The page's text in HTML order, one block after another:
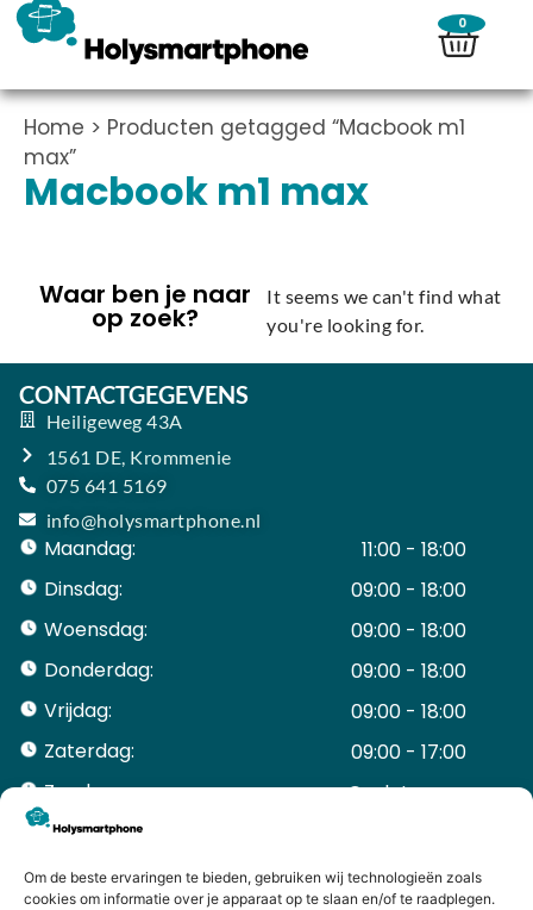
Om de beste ervaringen te bieden, gebruiken wij technologieën zoals
cookies om informatie over je apparaat op te slaan en/of te raadplegen.
0
Home > Producten getagged “Macbook m1
max”
Macbook m1 max
Waar ben je naar
op zoek?
It seems we can't find what
you're looking for.
CONTACTGEGEVENS
Heiligeweg 43A
1561 DE, Krommenie
075 641 5169
info@holysmartphone.nl
Maandag:
11:00 - 18:00
Dinsdag:
09:00 - 18:00
Woensdag:
09:00 - 18:00
Donderdag:
09:00 - 18:00
Vrijdag:
09:00 - 18:00
Zaterdag:
09:00 - 17:00
Zondag:
Gesloten ​ ​ ​ ​ ​ ​ ​
ACCOUNT
Bestellingen